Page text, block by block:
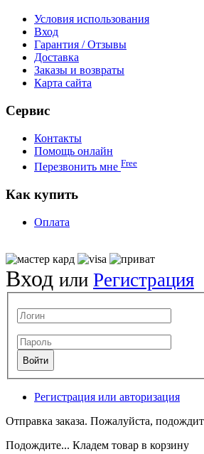
Условия использования
Вход
Гарантия / Отзывы
Доставка
Заказы и возвраты
Карта сайта
Сервис
Контакты
Помощь онлайн
Перезвонить мне Free
Как купить
Оплата
Вход или Регистрация
Регистрация или авторизация
Отправка заказа. Пожалуйста,
Подождите... Кладем товар в корзину